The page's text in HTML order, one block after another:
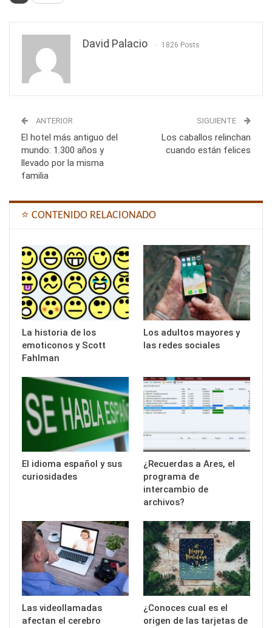
David Palacio 1826 Posts
ANTERIOR
El hotel más antiguo del
mundo: 1.300 años y
llevado por la misma
familia
SIGUIENTE
Los caballos relinchan
cuando están felices
⭐ CONTENIDO RELACIONADO
La historia de los
emoticonos y Scott
Fahlman
Los adultos mayores y
las redes sociales
El idioma español y sus
curiosidades
¿Recuerdas a Ares, el
programa de
intercambio de
archivos?
Las videollamadas
afectan el cerebro
¿Conoces cual es el
origen de las tarjetas de